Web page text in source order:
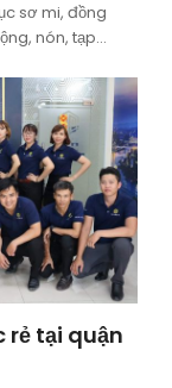
sơ mi, đồng
nón, tạp
giá rẻ.
rẻ tại quận